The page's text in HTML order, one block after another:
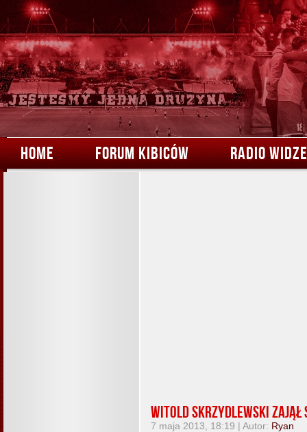
HOME FORUM KIBICÓW RADIO
Witold Skrzydlewski zajął
7 maja 2013, 18:19 | Autor: Ryan